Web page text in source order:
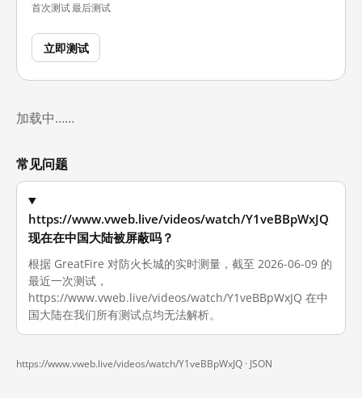
首次测试最后测试
立即测试
加载中……
常见问题
https://www.vweb.live/videos/watch/Y1veBBpWxJQ
现在在中国大陆被屏蔽吗？
根据 GreatFire 对防火长城的实时测量，截至 2026-06-09 的
最近一次测试，
https://www.vweb.live/videos/watch/Y1veBBpWxJQ 在中
国大陆在我们所有测试点均无法解析。
https://www.vweb.live/videos/watch/Y1veBBpWxJQ · JSON